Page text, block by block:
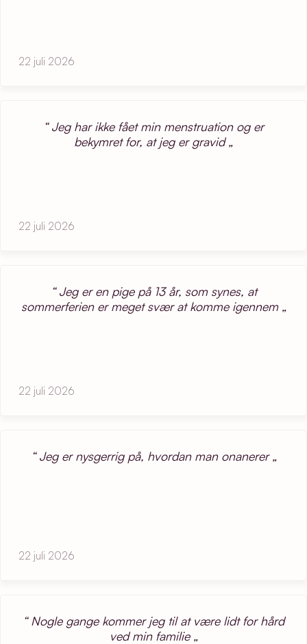
22 juli 2026
Jeg har ikke fået min menstruation og er
bekymret for, at jeg er gravid
22 juli 2026
Jeg er en pige på 13 år, som synes, at
sommerferien er meget svær at komme igennem
22 juli 2026
Jeg er nysgerrig på, hvordan man onanerer
22 juli 2026
Nogle gange kommer jeg til at være lidt for hård
ved min familie